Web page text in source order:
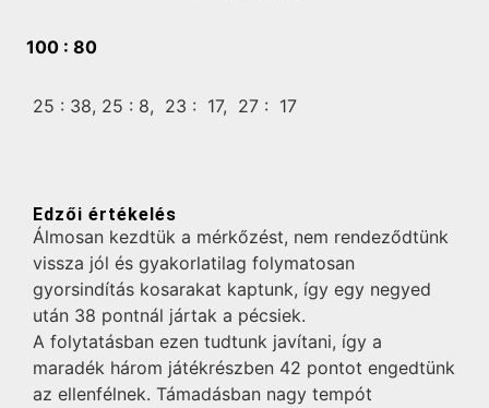
100 : 80
25 : 38, 25 : 8, 23 : 17, 27 : 17
Edzői értékelés
Álmosan kezdtük a mérkőzést, nem rendeződtünk
vissza jól és gyakorlatilag folymatosan
gyorsindítás kosarakat kaptunk, így egy negyed
után 38 pontnál jártak a pécsiek.
A folytatásban ezen tudtunk javítani, így a
maradék három játékrészben 42 pontot engedtünk
az ellenfélnek. Támadásban nagy tempót